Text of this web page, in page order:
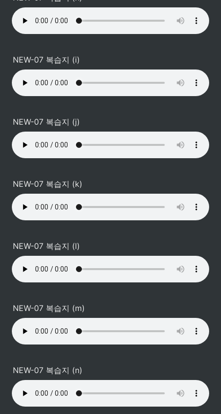
NEW-07 복습지 (i)
NEW-07 복습지 (j)
NEW-07 복습지 (k)
NEW-07 복습지 (l)
NEW-07 복습지 (m)
NEW-07 복습지 (n)